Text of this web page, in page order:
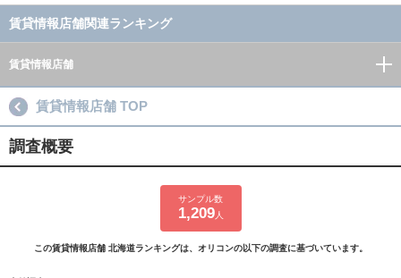
賃貸情報店舗関連ランキング
賃貸情報店舗
賃貸情報店舗 TOP
調査概要
サンプル数
1,209人
この賃貸情報店舗 北海道ランキングは、オリコンの以下の調査に基づいています。